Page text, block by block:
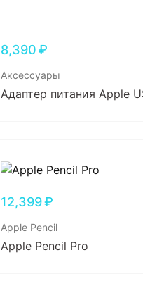
8,390₽
Аксессуары
Адаптер питания Apple
12,399₽
Apple Pencil
Apple Pencil Pro